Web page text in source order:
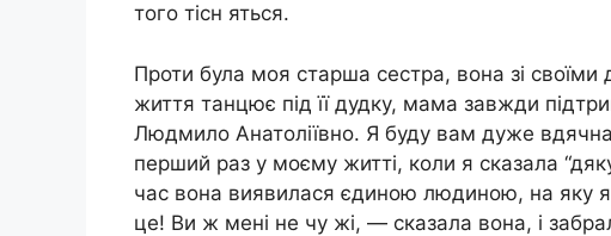
того тісн яться.
Проти була моя старша сестра, вона зі
життя танцює під її дудку, мама завжди
Людмило Анатоліївно. Я буду вам дуже
перший раз у моєму житті, коли я сказала
час вона виявилася єдиною людиною, на яку
це! Ви ж мені не чу жі, — сказала вона, і